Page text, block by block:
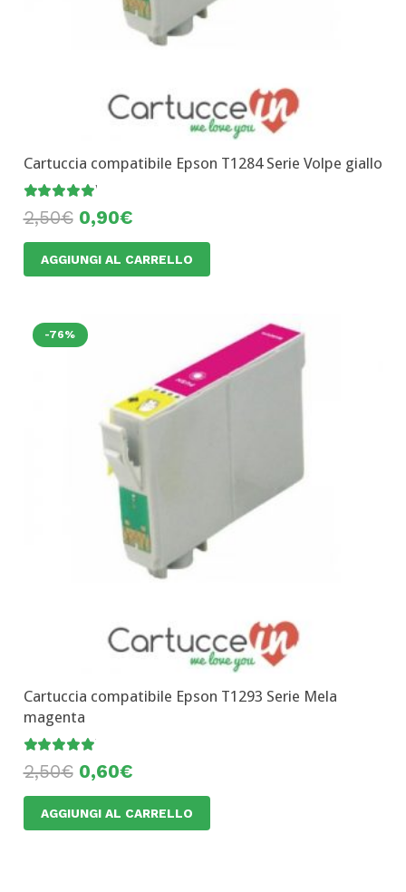
Cartuccia compatibile Epson T1284 Serie Volpe giallo
Valutato
2,50€ 0,90€
AGGIUNGI AL CARRELLO
-76%
Cartuccia compatibile Epson T1293 Serie Mela
magenta
Valutato
2,50€ 0,60€
AGGIUNGI AL CARRELLO